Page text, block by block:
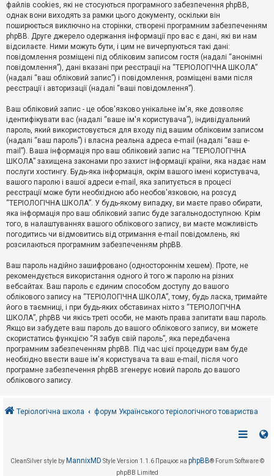
д
е
й
А
т
и
в
е
м
и
П
о
ш
у
Д
о
м
о
г
файлів cookies, які не стосуються програмного забезпечення phpBB,
однак вони виходять за рамки цього документу, оскільки він
поширюється виключно на сторінки, створені програмним забезпеченням
phpBB. Друге джерело одержання інформації про вас є дані, які ви нам
відсилаєте. Ними можуть бути, і цим не вичерпуються такі дані:
повідомлення розміщені під обліковим записом гостя (надалі “анонімні
повідомлення”), дані вказані при реєстрації на “ТЕРІОЛОГІЧНА ШКОЛА”
(надалі “ваш обліковий запис”) і повідомлення, розміщені вами після
реєстрації і авторизації (надалі “ваші повідомлення”).
Ваш обліковий запис - це обов'язково унікальне ім'я, яке дозволяє
ідентифікувати вас (надалі “ваше ім'я користувача”), індивідуальний
пароль, який використовується для входу під вашим обліковим записом
(надалі “ваш пароль”) і власна реальна адреса e-mail (надалі “ваш e-
mail”). Ваша інформація про ваш обліковий запис на “ТЕРІОЛОГІЧНА
ШКОЛА” захищена законами про захист інформації країни, яка надає нам
послуги хостингу. Будь-яка інформація, окрім вашого імені користувача,
вашого паролю і вашої адреси e-mail, яка запитується в процесі
реєстрації може бути необхідною або необов'язковою, на розсуд
“ТЕРІОЛОГІЧНА ШКОЛА”. У будь-якому випадку, ви маєте право обирати,
яка інформація про ваш обліковий запис буде загальнодоступною. Крім
того, в налаштуваннях вашого облікового запису, ви маєте можливість
погодитись чи відмовитись від отримання e-mail повідомлень, які
розсилаються програмним забезпеченням phpBB.
Ваш пароль надійно зашифровано (одностороннім хешем). Проте, не
рекомендується використання одного й того ж паролю на різних
вебсайтах. Ваш пароль є єдиним способом доступу до вашого
облікового запису на “ТЕРІОЛОГІЧНА ШКОЛА”, тому, будь ласка, тримайте
його в таємниці, і при будь-яких обставинах ніхто з “ТЕРІОЛОГІЧНА
ШКОЛА”, phpBB чи якісь треті особи, не мають права запитати ваш пароль.
Якщо ви забудете ваш пароль до вашого облікового запису, ви можете
скористатись функцією “Я забув свій пароль”, яка передбачена
програмним забезпеченням phpBB. Під час цієї процедури вам буде
необхідно ввести ваше ім'я користувача та ваш e-mail, після чого
програмне забезпечення phpBB згенерує новий пароль до вашого
облікового запису.
Теріологічна школа форум Українського теріологічного товариства
CleanSilver style by MannixMD Style Version 1.1.6 Працює на phpBB® Forum Software ©
phpBB Limited